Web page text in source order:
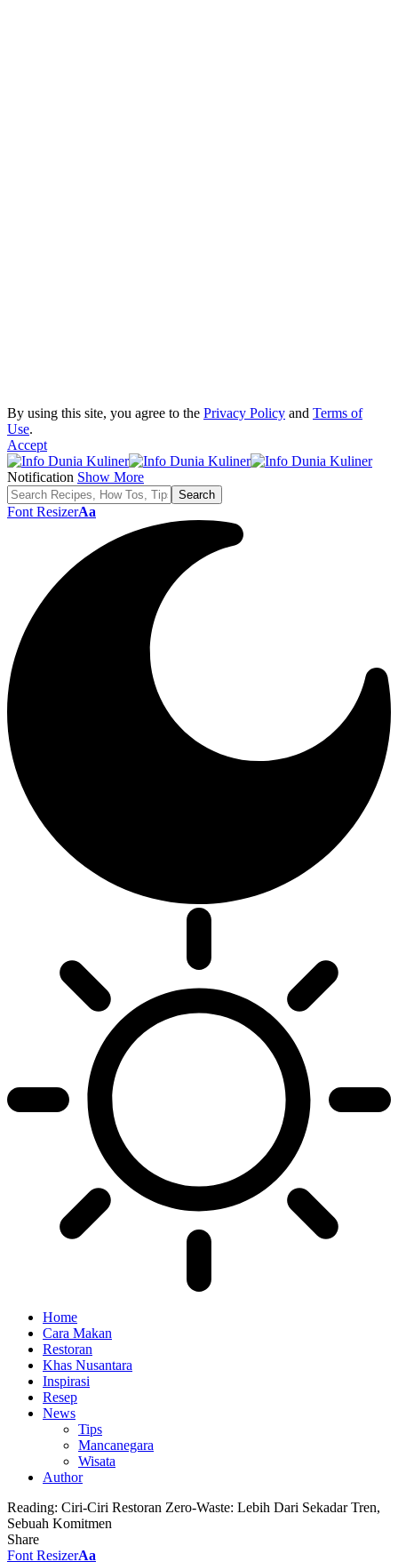
By using this site, you agree to the Privacy Policy and Terms of
Use.
Accept
Notification Show More
Font ResizerAa
Home
Cara Makan
Restoran
Khas Nusantara
Inspirasi
Resep
News
Tips
Mancanegara
Wisata
Author
Reading: Ciri-Ciri Restoran Zero-Waste: Lebih Dari Sekadar Tren,
Sebuah Komitmen
Share
Font ResizerAa